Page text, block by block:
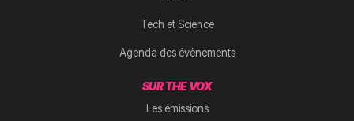
Tech et Science
Agenda des évènements
SUR THE VOX
Les émissions